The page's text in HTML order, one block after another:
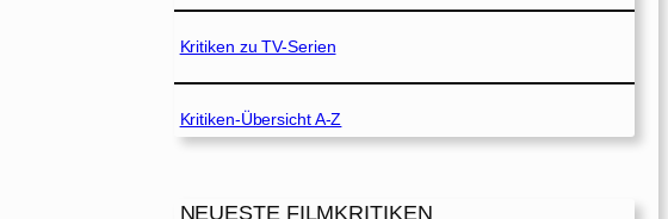
Kritiken zu TV-Serien
Kritiken-Übersicht A-Z
NEUESTE FILMKRITIKEN